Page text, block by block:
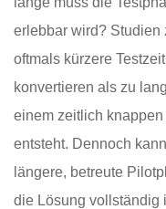
erlebbar wird? Studien
oftmals kürzere
konvertieren als zu
einem zeitlich
entsteht. Dennoch
längere, betreute
die Lösung vollständig